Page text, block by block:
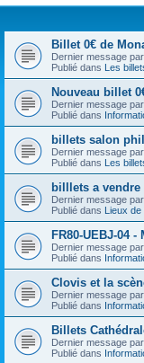
Billet 0€ de
Dernier message par
Publié dans Les
Nouveau billet
Dernier message par
Publié dans
billets salon
Dernier message par
Publié dans Les
billlets a vendre
Dernier message par
Publié dans Lieux de
FR80-UEBJ-04 -
Dernier message par
Publié dans
Clovis et la
Dernier message par
Publié dans
Billets
Dernier message par
Publié dans